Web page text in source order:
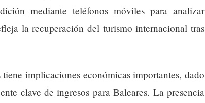
mediante teléfonos móviles para analizar
la recuperación del turismo internacional tras
implicaciones económicas importantes, dado
clave de ingresos para Baleares. La presencia